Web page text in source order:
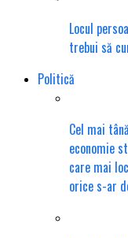
Locul
trebui să
Politică
Cel mai
economie
care mai
orice s-ar